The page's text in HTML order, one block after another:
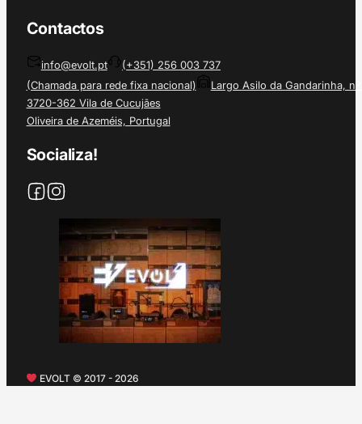
Contactos
info@evolt.pt
(+351) 256 003 737
(Chamada para rede fixa nacional)
Largo Asilo da Gandarinha, nº
3720-362 Vila de Cucujães
Oliveira de Azeméis, Portugal
Socializa!
EVOLT © 2017 - 2026